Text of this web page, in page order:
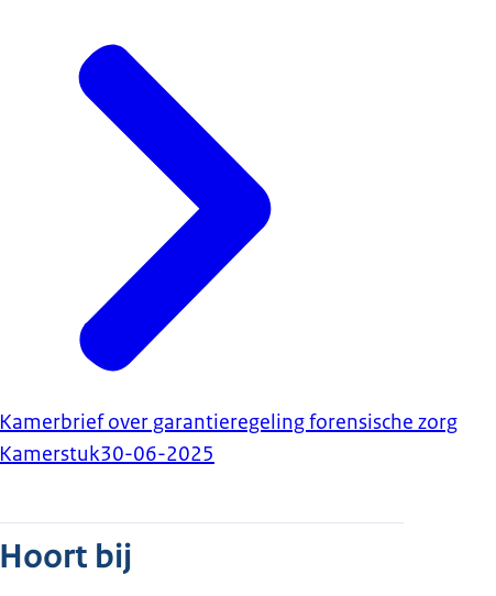
Kamerbrief over garantieregeling forensische zorg
Kamerstuk30-06-2025
Hoort bij